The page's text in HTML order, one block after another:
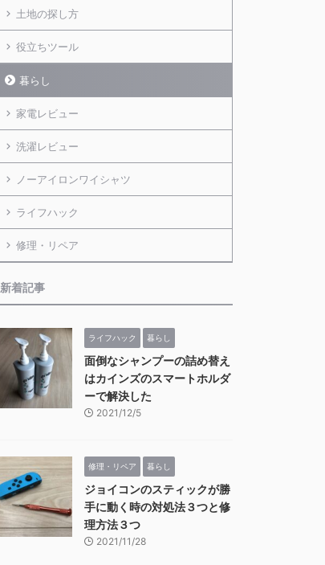
土地の探し方
役立ちツール
暮らし
家電レビュー
洗濯レビュー
ノーアイロンワイシャツ
ライフハック
修理・リペア
新着記事
ライフハック 暮らし
面倒なシャンプーの詰め替え
はカインズのスマートホルダ
ーで解決した
2021/12/5
修理・リペア 暮らし
ジョイコンのスティックが勝
手に動く時の対処法３つと修
理方法３つ
2021/11/28